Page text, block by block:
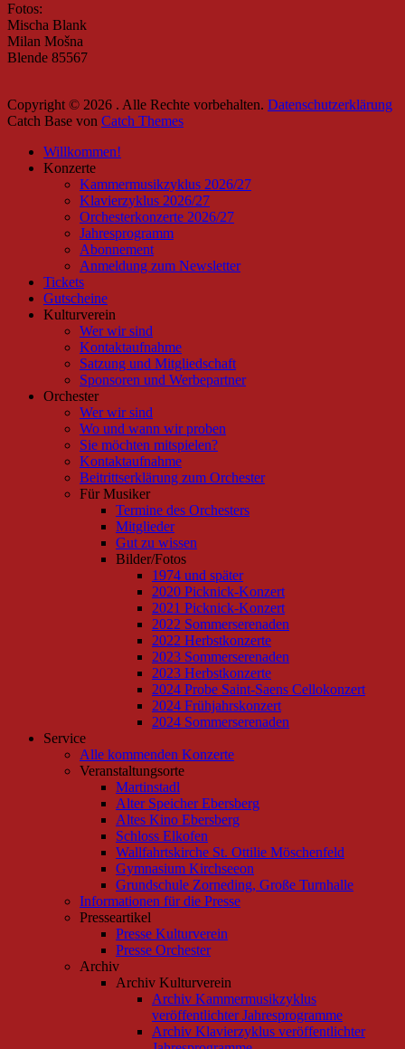
Fotos:
Mischa Blank
Milan Mošna
Blende 85567
Copyright © 2026 . Alle Rechte vorbehalten. Datenschutzerklärung
Catch Base von Catch Themes
oben
scrollen
Willkommen!
Konzerte
Kammermusikzyklus 2026/27
Klavierzyklus 2026/27
Orchesterkonzerte 2026/27
Jahresprogramm
Abonnement
Anmeldung zum Newsletter
Tickets
Gutscheine
Kulturverein
Wer wir sind
Kontaktaufnahme
Satzung und Mitgliedschaft
Sponsoren und Werbepartner
Orchester
Wer wir sind
Wo und wann wir proben
Sie möchten mitspielen?
Kontaktaufnahme
Beitrittserklärung zum Orchester
Für Musiker
Termine des Orchesters
Mitglieder
Gut zu wissen
Bilder/Fotos
1974 und später
2020 Picknick-Konzert
2021 Picknick-Konzert
2022 Sommerserenaden
2022 Herbstkonzerte
2023 Sommerserenaden
2023 Herbstkonzerte
2024 Probe Saint-Saens Cellokonzert
2024 Frühjahrskonzert
2024 Sommerserenaden
Service
Alle kommenden Konzerte
Veranstaltungsorte
Martinstadl
Alter Speicher Ebersberg
Altes Kino Ebersberg
Schloss Elkofen
Wallfahrtskirche St. Ottilie Möschenfeld
Gymnasium Kirchseeon
Grundschule Zorneding, Große Turnhalle
Informationen für die Presse
Presseartikel
Presse Kulturverein
Presse Orchester
Archiv
Archiv Kulturverein
Archiv Kammermusikzyklus
veröffentlichter Jahresprogramme
Archiv Klavierzyklus veröffentlichter